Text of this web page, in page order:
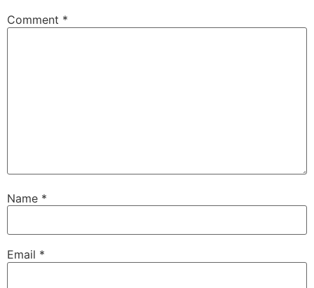
Comment *
Name *
Email *